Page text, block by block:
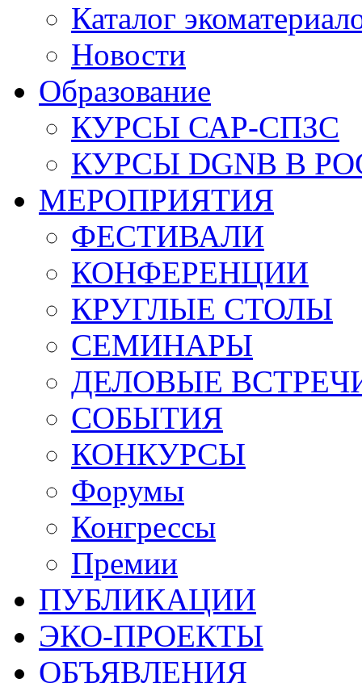
Каталог
Новости
Образование
КУРСЫ САР-СПЗС
КУРСЫ DGNB В
МЕРОПРИЯТИЯ
ФЕСТИВАЛИ
КОНФЕРЕНЦИИ
КРУГЛЫЕ СТОЛЫ
СЕМИНАРЫ
ДЕЛОВЫЕ
СОБЫТИЯ
КОНКУРСЫ
Форумы
Конгрессы
Премии
ПУБЛИКАЦИИ
ЭКО-ПРОЕКТЫ
ОБЪЯВЛЕНИЯ